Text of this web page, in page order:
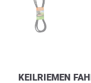
KEILRIEMEN